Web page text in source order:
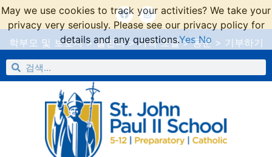
학부모 및 보호자>캘린더>가족 포털>동문 > 기부하기
May we use cookies to track your activities? We take your
privacy very seriously. Please see our privacy policy for
details and any questions.Yes No